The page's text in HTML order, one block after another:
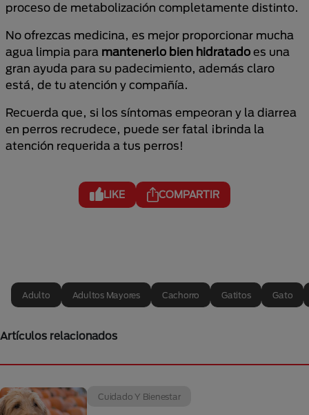
proceso de metabolización completamente distinto.
No ofrezcas medicina, es mejor proporcionar mucha
agua limpia para mantenerlo bien hidratado es una
gran ayuda para su padecimiento, además claro
está, de tu atención y compañía.
Recuerda que, si los síntomas empeoran y la diarrea
en perros recrudece, puede ser fatal ¡brinda la
atención requerida a tus perros!
LIKE COMPARTIR
Adulto Adultos Mayores Cachorro Gatitos Gato
Artículos relacionados
Cuidado Y Bienestar